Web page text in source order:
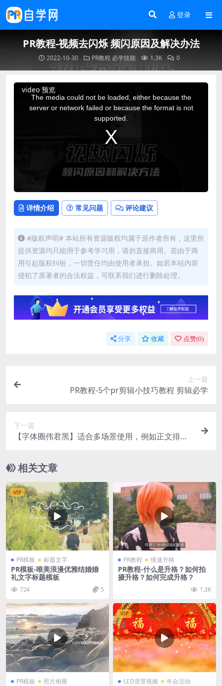
登录
PR教程-视频去闪烁 频闪原因及解决办法
2022-10-30 PR教程 必学技能 1.3K 0
video 预览
This
The media could not be loaded, either because the
server or network failed or because the format is not
supported.
详情介绍 常见问题 评论建议
#版权声明# 本站所有资源版权均属于原作者所有，这里所
提供资源均只能用于参考学习用，请勿直接商用。若由于商
用引起版权纠纷，一切责任均由使用者承担。如若本站内容
侵犯了原著者的合法权益，可联系我们进行删除处理。
分享 收藏 点赞(0)
上一篇
PR教程-5个pr剪辑小技巧教程 剪辑必学
下一篇
【字体圈伟君黑】适合多场景使用，例如正文排
相关文章
VIP
PR模板 标题文字
PR模板-唯美浪漫优雅结婚婚
礼文字标题模板
724 5
PR教程 慢速升格
PR教程-什么是升格？如何拍
摄升格？如何完成升格？
1.3K
PR模板 照片相册
VIP
LED背景视频 年会活动